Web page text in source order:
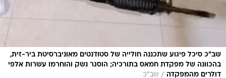
שב"כ סיכל פיגוע שתכננה חולייה של סטודנטים מאוניברסיטת ביר-זית,
בהכוונה של מפקדת חמאס בתורכיה; הוסגר נשק והוחרמו עשרות אלפי
דולרים מהמפקדה / שב"כ